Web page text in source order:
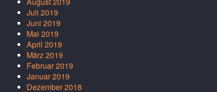
Juli 2019
Juni 2019
Mai 2019
April 2019
März 2019
Februar 2019
Januar 2019
Dezember 2018